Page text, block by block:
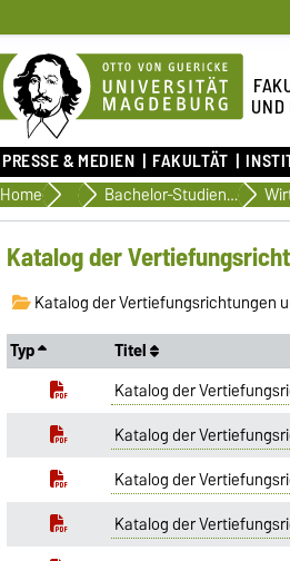
PRESSE & MEDIEN FAKULTÄT
Home Studiendokumente Bachelor-Studiengänge
Katalog der
Katalog der Vertiefungsrichtungen
Typ
Titel
Katalog der
Katalog der
Katalog der
Katalog der